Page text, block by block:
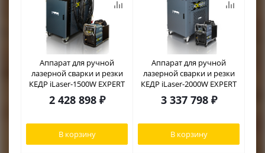
Аппарат для ручной
лазерной сварки и резки
КЕДР iLaser-1500W EXPERT
2 428 898₽
В корзину
Аппарат для ручной
лазерной сварки и резки
КЕДР iLaser-2000W EXPERT
3 337 798₽
В корзину
START
CONDTROL
EUROBOOR